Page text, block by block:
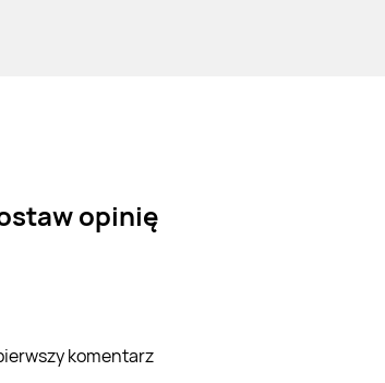
opinię
komentarz